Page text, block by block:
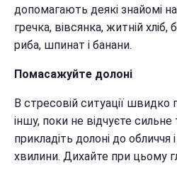
допомагають деякі знайомі
гречка, вівсянка, житній хліб,
риба, шпинат і банани.
Помасажуйте долоні
В стресовій ситуації
іншу, поки не відчуєте сильне
прикладіть долоні до обличчя
хвилини. Дихайте при цьому